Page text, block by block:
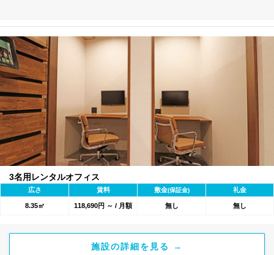
3名用レンタルオフィス
広さ 賃料 敷金(保証金) 礼金
8.35㎡ 118,690円 ～ / 月額 無し 無し
施設の詳細を見る →